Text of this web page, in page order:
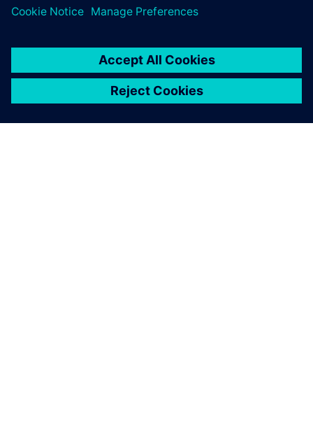
企业迅速将产品推向市场。